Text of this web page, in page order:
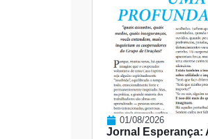
01/08/2026
Jornal Esperança: